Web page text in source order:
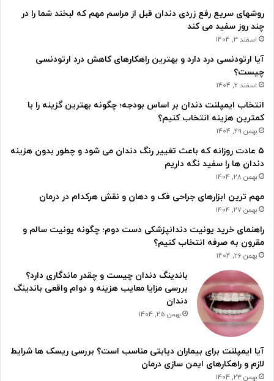
روشهای سریع رفع زردی دندان قبل از مراسم مهم که لبخند شما را در
چند روز سفید می کند
اسفند 3, 1404
آیا ارتودنسی درد دارد و بهترین راهکارهای کاهش درد ارتودنسی
چیست؟
اسفند 2, 1404
انتخاب ایمپلنت دندان بر اساس بودجه؛ چگونه بهترین گزینه را با
کمترین هزینه انتخاب کنیم؟
بهمن 29, 1404
۵ عادت روزانه که باعث تغییر رنگ دندان می شود و چطور بدون هزینه
دندان ها را سفید نگه داریم
بهمن 28, 1404
مهم ترین ابزارهای جراحی فک و دهان و نقش هرکدام در درمان
بهمن 27, 1404
راهنمای خرید یونیت دندانپزشکی دست دوم؛ چگونه یونیت سالم و
مقرون به صرفه انتخاب کنیم؟
بهمن 26, 1404
باندینگ دندان چیست و چقدر ماندگاری دارد؟
بررسی مزایا معایب هزینه و دوام واقعی باندینگ
دندان
بهمن 25, 1404
آیا ایمپلنت برای بیماران دیابتی مناسب است؟ بررسی ریسک ها شرایط
لازم و راهکارهای ایمن سازی درمان
بهمن 23, 1404